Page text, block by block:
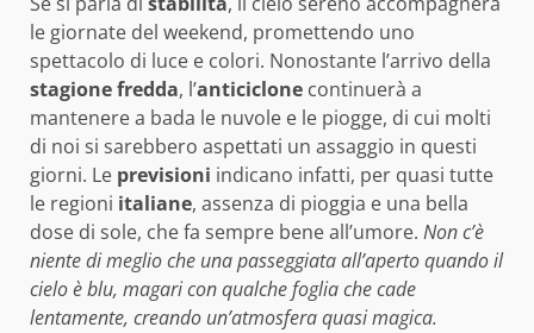
le giornate del weekend, promettendo uno
spettacolo di luce e colori. Nonostante l’arrivo della
stagione fredda, l’anticiclone continuerà a
mantenere a bada le nuvole e le piogge, di cui molti
di noi si sarebbero aspettati un assaggio in questi
giorni. Le previsioni indicano infatti, per quasi tutte
le regioni italiane, assenza di pioggia e una bella
dose di sole, che fa sempre bene all’umore. Non c’è
niente di meglio che una passeggiata all’aperto quando il
cielo è blu, magari con qualche foglia che cade
lentamente, creando un’atmosfera quasi magica.